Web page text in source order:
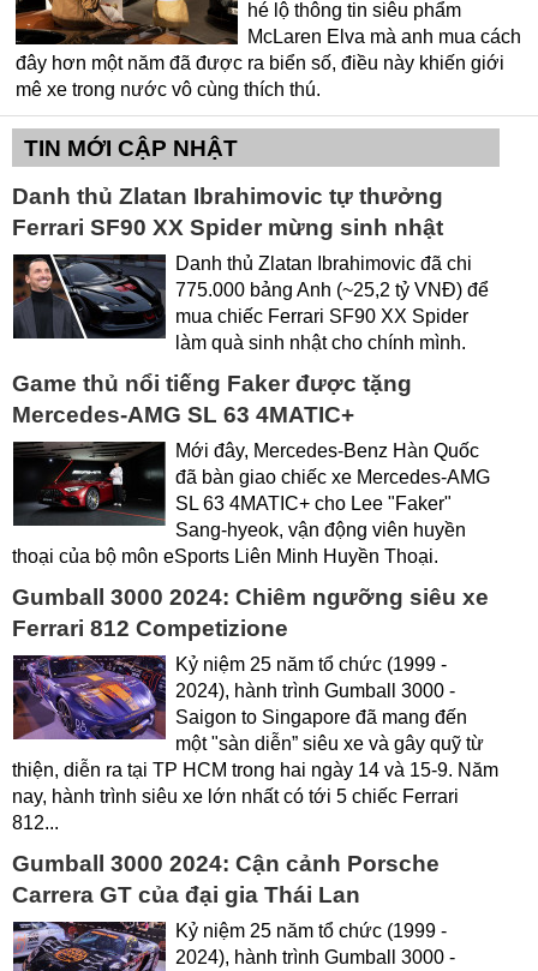
hé lộ thông tin siêu phẩm
McLaren Elva mà anh mua cách
đây hơn một năm đã được ra biển số, điều này khiến giới
mê xe trong nước vô cùng thích thú.
TIN MỚI CẬP NHẬT
Danh thủ Zlatan Ibrahimovic tự thưởng
Ferrari SF90 XX Spider mừng sinh nhật
Danh thủ Zlatan Ibrahimovic đã chi
775.000 bảng Anh (~25,2 tỷ VNĐ) để
mua chiếc Ferrari SF90 XX Spider
làm quà sinh nhật cho chính mình.
Game thủ nổi tiếng Faker được tặng
Mercedes-AMG SL 63 4MATIC+
Mới đây, Mercedes-Benz Hàn Quốc
đã bàn giao chiếc xe Mercedes-AMG
SL 63 4MATIC+ cho Lee "Faker"
Sang-hyeok, vận động viên huyền
thoại của bộ môn eSports Liên Minh Huyền Thoại.
Gumball 3000 2024: Chiêm ngưỡng siêu xe
Ferrari 812 Competizione
Kỷ niệm 25 năm tổ chức (1999 -
2024), hành trình Gumball 3000 -
Saigon to Singapore đã mang đến
một "sàn diễn” siêu xe và gây quỹ từ
thiện, diễn ra tại TP HCM trong hai ngày 14 và 15-9. Năm
nay, hành trình siêu xe lớn nhất có tới 5 chiếc Ferrari
812...
Gumball 3000 2024: Cận cảnh Porsche
Carrera GT của đại gia Thái Lan
Kỷ niệm 25 năm tổ chức (1999 -
2024), hành trình Gumball 3000 -